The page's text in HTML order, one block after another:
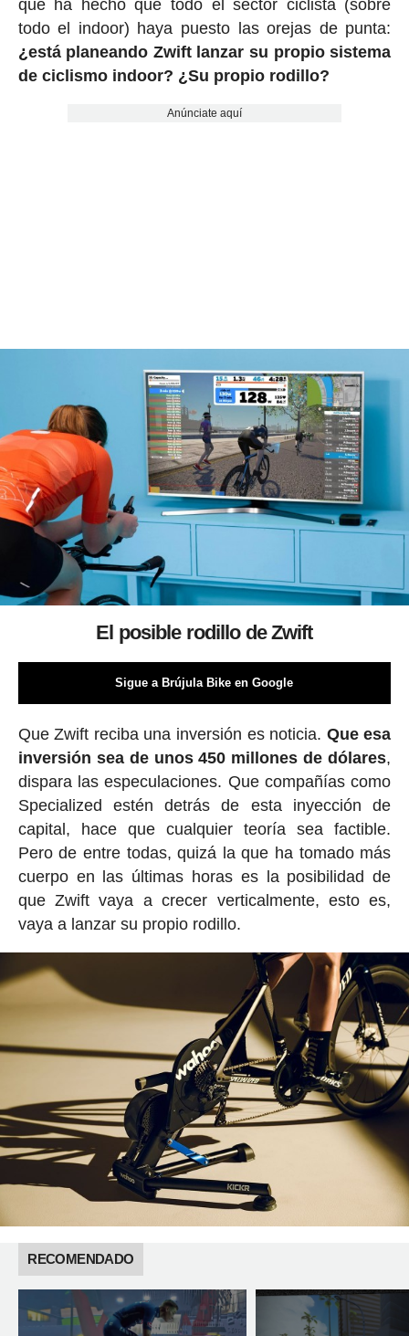
que ha hecho que todo el sector ciclista (sobre
todo el indoor) haya puesto las orejas de punta:
¿está planeando Zwift lanzar su propio sistema
de ciclismo indoor? ¿Su propio rodillo?
Anúnciate aquí
El posible rodillo de Zwift
Sigue a Brújula Bike en Google
Que Zwift reciba una inversión es noticia. Que esa
inversión sea de unos 450 millones de dólares,
dispara las especulaciones. Que compañías como
Specialized estén detrás de esta inyección de
capital, hace que cualquier teoría sea factible.
Pero de entre todas, quizá la que ha tomado más
cuerpo en las últimas horas es la posibilidad de
que Zwift vaya a crecer verticalmente, esto es,
vaya a lanzar su propio rodillo.
RECOMENDADO